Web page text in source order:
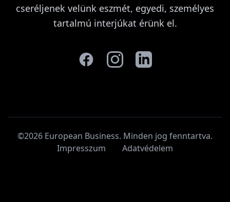
cseréljenek velünk eszmét, egyedi, személyes
tartalmú interjúkat érünk el.
©2026 European Business. Minden jog fenntartva.
Impresszum
Adatvédelem